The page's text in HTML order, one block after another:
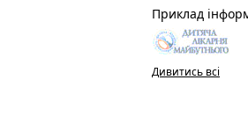
Приклад
Дивитись всі